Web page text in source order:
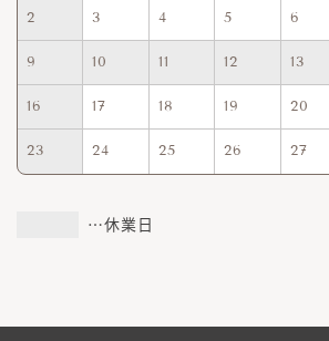
2 3 4 5 6
9 10 11 12 13
16 17 18 19 20
23 24 25 26 27
…休業日